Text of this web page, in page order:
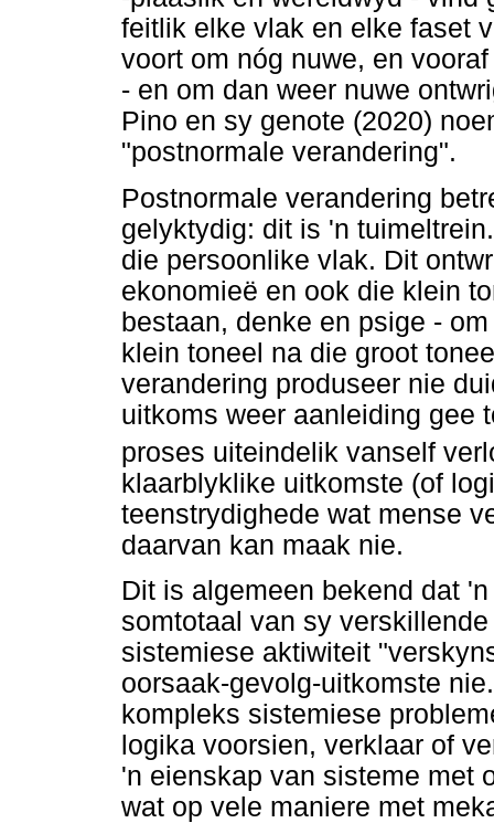
feitlik elke vlak en elke faset
voort om nóg nuwe, en
- en om dan weer nuwe
Pino en sy genote (2020)
"postnormale verandering".
Postnormale verandering
gelyktydig: dit is 'n
die persoonlike vlak. Dit
ekonomieë en ook die klein
bestaan, denke en psige -
klein toneel na die groot
verandering produseer nie
uitkoms weer aanleiding gee
proses uiteindelik vanself
klaarblyklike uitkomste (of
teenstrydighede wat mense
daarvan kan maak nie.
Dit is algemeen bekend dat
somtotaal van sy
sistemiese aktiwiteit
oorsaak-gevolg-uitkomste
kompleks sistemiese
logika voorsien, verklaar of
'n eienskap van sisteme met
wat op vele maniere met